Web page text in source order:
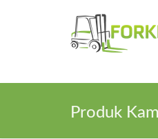
Produk